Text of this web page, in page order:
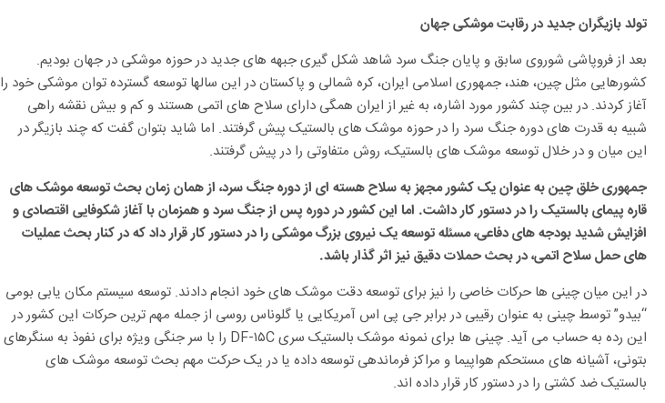
تولد بازیگران جدید در رقابت موشکی جهان
بعد از فروپاشی شوروی سابق و پایان جنگ سرد شاهد شکل گیری جبهه های جدید در حوزه موشکی در جهان بودیم.
کشورهایی مثل چین، هند، جمهوری اسلامی ایران، کره شمالی و پاکستان در این سالها توسعه گسترده توان موشکی خود را
آغاز کردند. در بین چند کشور مورد اشاره، به غیر از ایران همگی دارای سلاح های اتمی هستند و کم و بیش نقشه راهی
شبیه به قدرت های دوره جنگ سرد را در حوزه موشک های بالستیک پیش گرفتند. اما شاید بتوان گفت که چند بازیگر در
این میان و در خلال توسعه موشک های بالستیک، روش متفاوتی را در پیش گرفتند.
جمهوری خلق چین به عنوان یک کشور مجهز به سلاح هسته ای از دوره جنگ سرد، از همان زمان بحث توسعه موشک های
قاره پیمای بالستیک را در دستور کار داشت. اما این کشور در دوره پس از جنگ سرد و همزمان با آغاز شکوفایی اقتصادی و
افزایش شدید بودجه های دفاعی، مسئله توسعه یک نیروی بزرگ موشکی را در دستور کار قرار داد که در کنار بحث عملیات
های حمل سلاح اتمی، در بحث حملات دقیق نیز اثر گذار باشد.
در این میان چینی ها حرکات خاصی را نیز برای توسعه دقت موشک های خود انجام دادند. توسعه سیستم مکان یابی بومی
“بیدو” توسط چینی به عنوان رقیبی در برابر جی پی اس آمریکایی یا گلوناس روسی از جمله مهم ترین حرکات این کشور در
این رده به حساب می آید. چینی ها برای نمونه موشک بالستیک سری DF-۱۵C را با سر جنگی ویژه برای نفوذ به سنگرهای
بتونی، آشیانه های مستحکم هواپیما و مراکز فرماندهی توسعه داده یا در یک حرکت مهم بحث توسعه موشک های
بالستیک ضد کشتی را در دستور کار قرار داده اند.